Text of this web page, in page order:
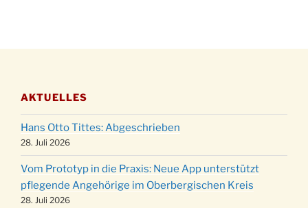
Stadtteilhaus um 19:00 Uhr
11.12.
Puer-Natus weihnachtliches Brauchtum am
Robert-Gassner-Hof um 17:00 Uhr
19.12.
Kinderbibeltag im Ev. Gemeindehaus von 10-
12 Uhr
20.12.
Weihnachts-Konzert des Honterus Chors in
der Kirche um 17:00 Uhr
AKTUELLES
Hans Otto Tittes: Abgeschrieben
28. Juli 2026
Vom Prototyp in die Praxis: Neue App unterstützt
pflegende Angehörige im Oberbergischen Kreis
28. Juli 2026